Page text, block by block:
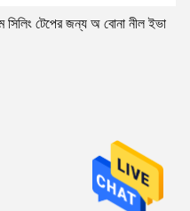
টেপের জন্য অ বোনা নীল ইভা